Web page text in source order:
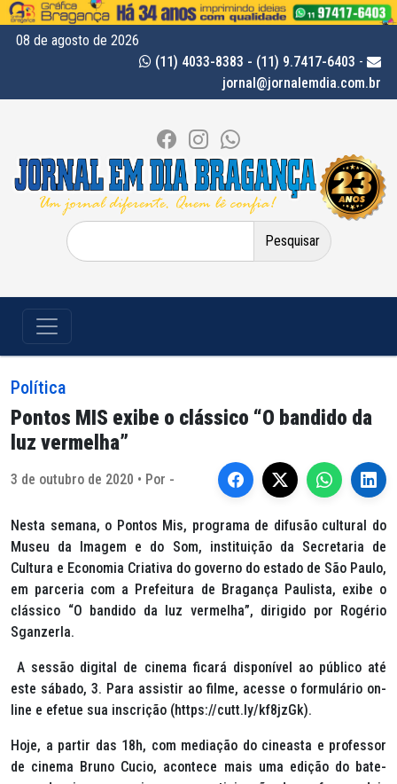
08 de agosto de 2026
(11) 4033-8383 - (11) 9.7417-6403 -
jornal@jornalemdia.com.br
Pesquisar
por:
Política
Pontos MIS exibe o clássico “O bandido da
luz vermelha”
3 de outubro de 2020 • Por -
Nesta semana, o Pontos Mis, programa de difusão cultural do
Museu da Imagem e do Som, instituição da Secretaria de
Cultura e Economia Criativa do governo do estado de São Paulo,
em parceria com a Prefeitura de Bragança Paulista, exibe o
clássico “O bandido da luz vermelha”, dirigido por Rogério
Sganzerla.
A sessão digital de cinema ficará disponível ao público até
este sábado, 3. Para assistir ao filme, acesse o formulário on-
line e efetue sua inscrição (https://cutt.ly/kf8jzGk).
Hoje, a partir das 18h, com mediação do cineasta e professor
de cinema Bruno Cucio, acontece mais uma edição do bate-